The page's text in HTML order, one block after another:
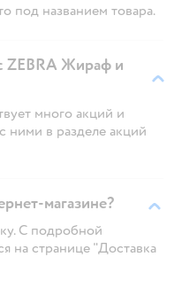
под названием товара.
ZEBRA Жираф и
много акций и
ними в разделе акций
магазине?
С подробной
на странице "Доставка